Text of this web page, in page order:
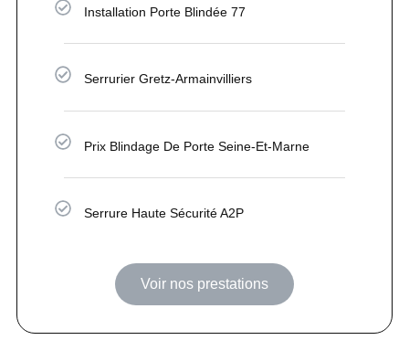
Installation Porte Blindée 77
Serrurier Gretz-Armainvilliers
Prix Blindage De Porte Seine-Et-Marne
Serrure Haute Sécurité A2P
Voir nos prestations